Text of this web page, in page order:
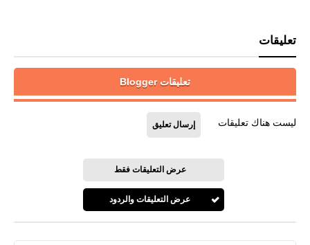
تعليقات
تعليقات Blogger
ليست هناك تعليقات إرسال تعليق
عرض التعليقات فقط
عرض التعليقات والردود